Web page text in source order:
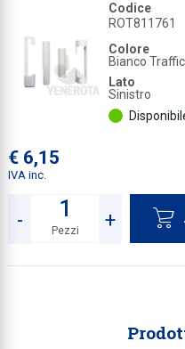
Codice
ROT811761
Colore
Bianco
Lato
Sinistro
€ 6,15
IVA inc.
- +
Pezzi